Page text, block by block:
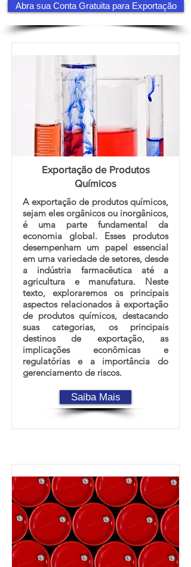
Abra sua Conta Gratuita para Exportação
Exportação de Produtos
Químicos
A exportação de produtos químicos,
sejam eles orgânicos ou inorgânicos,
é uma parte fundamental da
economia global. Esses produtos
desempenham um papel essencial
em uma variedade de setores, desde
a indústria farmacêutica até a
agricultura e manufatura. Neste
texto, exploraremos os principais
aspectos relacionados à exportação
de produtos químicos, destacando
suas categorias, os principais
destinos de exportação, as
implicações econômicas e
regulatórias e a importância do
gerenciamento de riscos.
Saiba Mais